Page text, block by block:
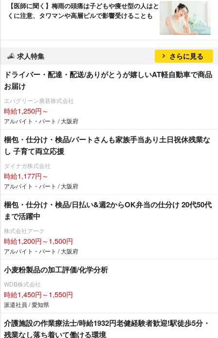
【医師に聞く】梅雨の頭痛は子どもや痩せ型の人はと
くに注意、タワマンや高層ビルで影響受けることも
求人特集 さらに見る
ドライバー・配達・配送/ありがとうが嬉しいAT軽自動車で商品
お届け
エバグリーン廣甚株式会社
時給1,250円～
アルバイト・パート / 大阪府
梱包・仕分け・検品/パートさんも家族手当あり土日祝休残業な
し 子育て両立応援
ダイナガ株式会社
時給1,177円～
アルバイト・パート / 大阪府
梱包・仕分け・検品/日払い&週2からOK弁当の仕分け 20代50代
まで活躍中
株式会社アーク
時給1,200円～1,500円
アルバイト・パート / 大阪府
小麦粉製品の加工評価/化学分析
WDB株式会社
時給1,450円～1,550円
派遣社員 / 愛知県
介護施設の作業療法士/時給1932円老健経験者歓迎!駅徒歩5分・
残業なし落ち着いて働ける環境